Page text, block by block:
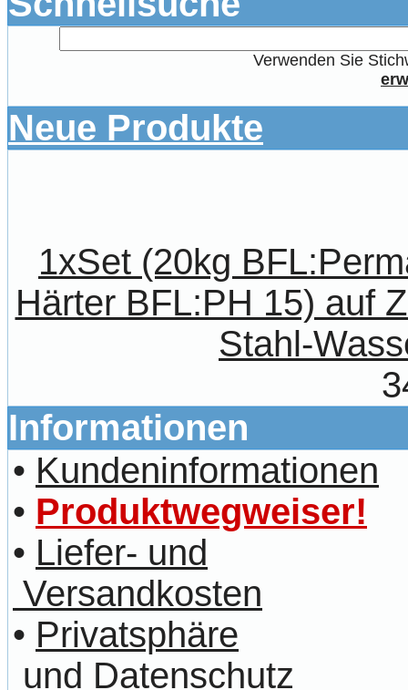
Verwenden Sie
Neue Produkte
1xSet (20kg
Härter BFL:PH 15) auf
Stahl-
Informationen
• Kundeninformationen
• Produktwegweiser!
• Liefer- und
Versandkosten
• Privatsphäre
und Datenschutz